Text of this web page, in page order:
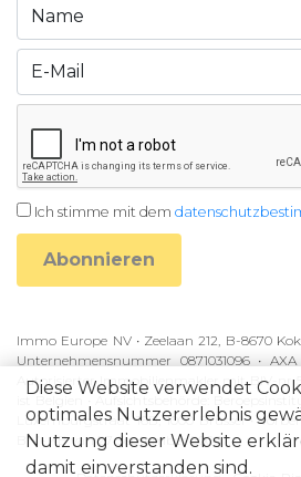
Ich stimme mit dem
Abonnieren
Immo Europe NV • Zeelaan 212, B-8670
Unternehmensnummer 0871031096 •
Autorisierter Immobilienmakler mit BIV-nr
ist Belgien • Aufsichtsbehörde:
Luxemburgstraat 16B, 1000 Brussel •
BIV • KB van 27 September 2006
Diese Website verwendet
optimales Nutzererlebnis
Nutzung dieser Website
damit einverstanden sind.